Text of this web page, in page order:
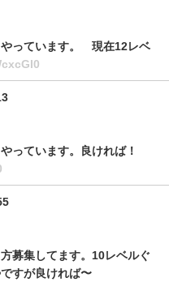
っています。 現在12レベ
っています。良ければ！
募集してます。10レベルぐ
すが良ければ〜